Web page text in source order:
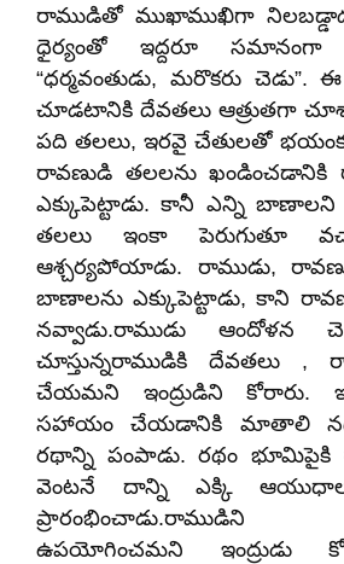
రాముడితో ముఖాముఖిగా
ధైర్యంతో ఇద్దరూ సమానంగా
“ధర్మవంతుడు, మరొకరు
చూడటానికి దేవతలు ఆత్రుతగా
పది తలలు, ఇరవై చేతులతో
రావణుడి తలలను
ఎక్కుపెట్టాడు. కానీ ఎన్ని
తలలు ఇంకా పెరుగుతూ
ఆశ్చర్యపోయాడు. రాముడు,
బాణాలను ఎక్కుపెట్టాడు, కాని
నవ్వాడు.రాముడు ఆందోళన
చూస్తున్నరాముడికి దేవతలు
చేయమని ఇంద్రుడిని కోరారు.
సహాయం చేయడానికి మాతాలి
రథాన్ని పంపాడు. రథం
వెంటనే దాన్ని ఎక్కి
ప్రారంభించాడు.రాముడిని
ఉపయోగించమని ఇంద్రుడు